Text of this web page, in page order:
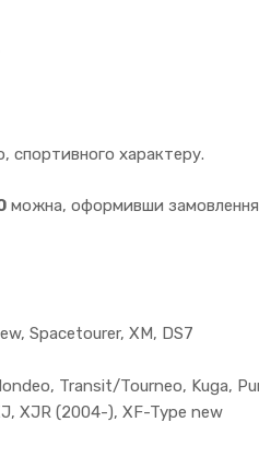
спортивного характеру.
можна, оформивши замовлення
Spacetourer, XM, DS7
Transit/Tourneo, Kuga,
XJR (2004-), XF-Type new